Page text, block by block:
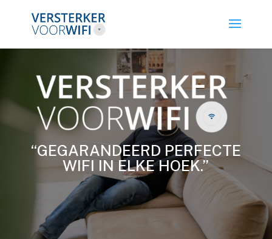
“GEGARANDEERD PERFECTE
WIFI IN ELKE HOEK.”